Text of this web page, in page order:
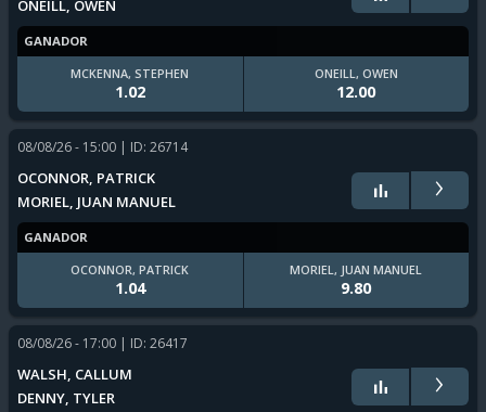
ONEILL, OWEN
GANADOR
MCKENNA, STEPHEN
1.02
ONEILL, OWEN
12.00
08/08/26 - 15:00 | ID: 26714
OCONNOR, PATRICK
MORIEL, JUAN MANUEL
›
GANADOR
OCONNOR, PATRICK
1.04
MORIEL, JUAN MANUEL
9.80
08/08/26 - 17:00 | ID: 26417
WALSH, CALLUM
DENNY, TYLER
›